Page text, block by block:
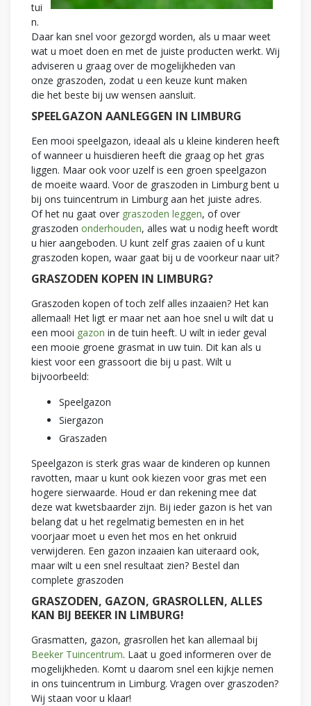
tui
n.
Daar kan snel voor gezorgd worden, als u maar weet
wat u moet doen en met de juiste producten werkt. Wij
adviseren u graag over de mogelijkheden van
onze graszoden, zodat u een keuze kunt maken
die het beste bij uw wensen aansluit.
SPEELGAZON AANLEGGEN IN LIMBURG
Een mooi speelgazon, ideaal als u kleine kinderen heeft
of wanneer u huisdieren heeft die graag op het gras
liggen. Maar ook voor uzelf is een groen speelgazon
de moeite waard. Voor de graszoden in Limburg bent u
bij ons tuincentrum in Limburg aan het juiste adres.
Of het nu gaat over graszoden leggen, of over
graszoden onderhouden, alles wat u nodig heeft wordt
u hier aangeboden. U kunt zelf gras zaaien of u kunt
graszoden kopen, waar gaat bij u de voorkeur naar uit?
GRASZODEN KOPEN IN LIMBURG?
Graszoden kopen of toch zelf alles inzaaien? Het kan
allemaal! Het ligt er maar net aan hoe snel u wilt dat u
een mooi gazon in de tuin heeft. U wilt in ieder geval
een mooie groene grasmat in uw tuin. Dit kan als u
kiest voor een grassoort die bij u past. Wilt u
bijvoorbeeld:
Speelgazon
Siergazon
Graszaden
Speelgazon is sterk gras waar de kinderen op kunnen
ravotten, maar u kunt ook kiezen voor gras met een
hogere sierwaarde. Houd er dan rekening mee dat
deze wat kwetsbaarder zijn. Bij ieder gazon is het van
belang dat u het regelmatig bemesten en in het
voorjaar moet u even het mos en het onkruid
verwijderen. Een gazon inzaaien kan uiteraard ook,
maar wilt u een snel resultaat zien? Bestel dan
complete graszoden
GRASZODEN, GAZON, GRASROLLEN, ALLES
KAN BIJ BEEKER IN LIMBURG!
Grasmatten, gazon, grasrollen het kan allemaal bij
Beeker Tuincentrum. Laat u goed informeren over de
mogelijkheden. Komt u daarom snel een kijkje nemen
in ons tuincentrum in Limburg. Vragen over graszoden?
Wij staan voor u klaar!